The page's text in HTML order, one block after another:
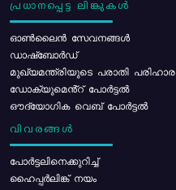
പ്രധാനപ്പെട്ട ലിങ്കുകൾ
ഓൺലൈൻ സേവനങ്ങൾ
ഡാഷ്ബോർഡ്
മുഖ്യമന്ത്രിയുടെ പരാതി
ഡോക്യുമെൻ്റ് പോർട്ടൽ
ഔദ്യോഗിക വെബ് പോർട്ടൽ
വിവരങ്ങൾ
പോര്‍ട്ടലിനെക്കുറിച്ച്
ഹൈപ്പർലിങ്ക് നയം